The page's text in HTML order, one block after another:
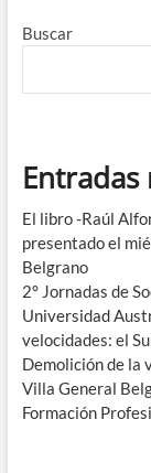
Buscar
El libro -Raúl
presentado el
Belgrano
2° Jornadas de
Universidad
velocidades: el
Demolición de la
Villa General
Formación